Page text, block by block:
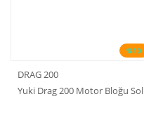
%10
DRAG 200
Yuki Drag 200 Motor Bloğu Sol